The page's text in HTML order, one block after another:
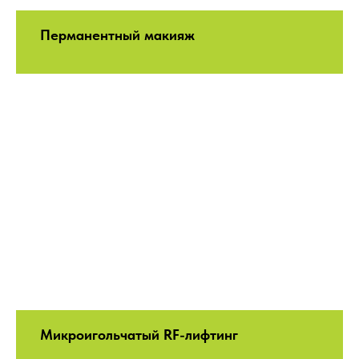
Перманентный макияж
Микроигольчатый RF-лифтинг